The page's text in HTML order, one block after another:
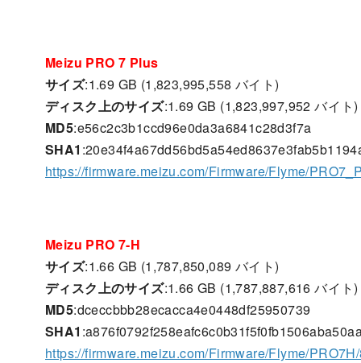
Meizu PRO 7 Plus
サイズ:1.69 GB (1,823,995,558 バイト)
ディスク上のサイズ:1.69 GB (1,823,997,952 バイト)
MD5:e56c2c3b1ccd96e0da3a6841c28d3f7a
SHA1
https://firmware.meizu.com/Firmware/Flyme/
Meizu PRO 7-H
サイズ:1.66 GB (1,787,850,089 バイト)
ディスク上のサイズ:1.66 GB (1,787,887,616 バイト)
MD5:dceccbbb28ecacca4e0448df25950739
SHA1
https://firmware.meizu.com/Firmware/Flyme/